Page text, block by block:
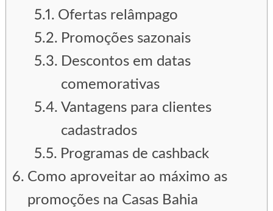
Ofertas relâmpago
Promoções sazonais
Descontos em datas
comemorativas
Vantagens para clientes
cadastrados
Programas de cashback
Como aproveitar ao máximo as
promoções na Casas Bahia